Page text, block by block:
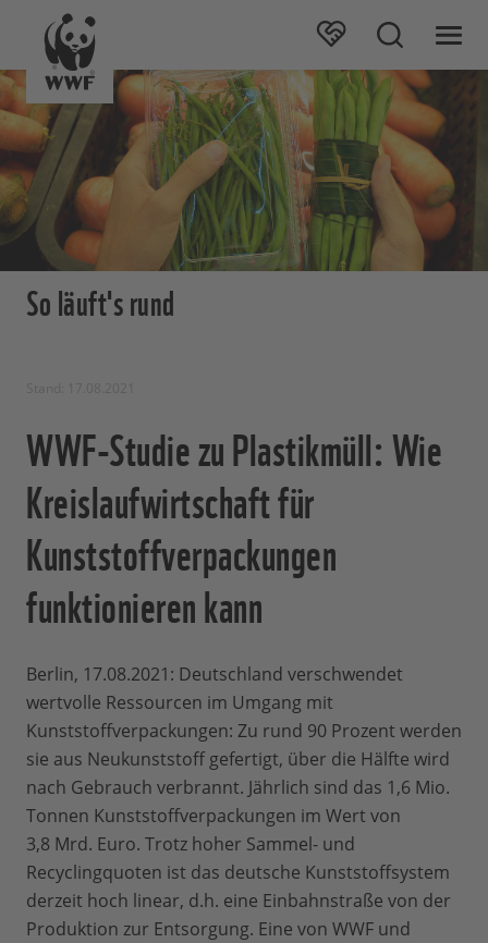
So läuft's rund
WWF-Studie zu Plastikmüll: Wie
Kreislaufwirtschaft für
Kunststoffverpackungen
funktionieren kann
Berlin, 17.08.2021: Deutschland verschwendet
wertvolle Ressourcen im Umgang mit
Kunststoffverpackungen: Zu rund 90 Prozent werden
sie aus Neukunststoff gefertigt, über die Hälfte wird
nach Gebrauch verbrannt. Jährlich sind das 1,6 Mio.
Tonnen Kunststoffverpackungen im Wert von
3,8 Mrd. Euro. Trotz hoher Sammel- und
Recyclingquoten ist das deutsche Kunststoffsystem
derzeit hoch linear, d.h. eine Einbahnstraße von der
Produktion zur Entsorgung. Eine von WWF und